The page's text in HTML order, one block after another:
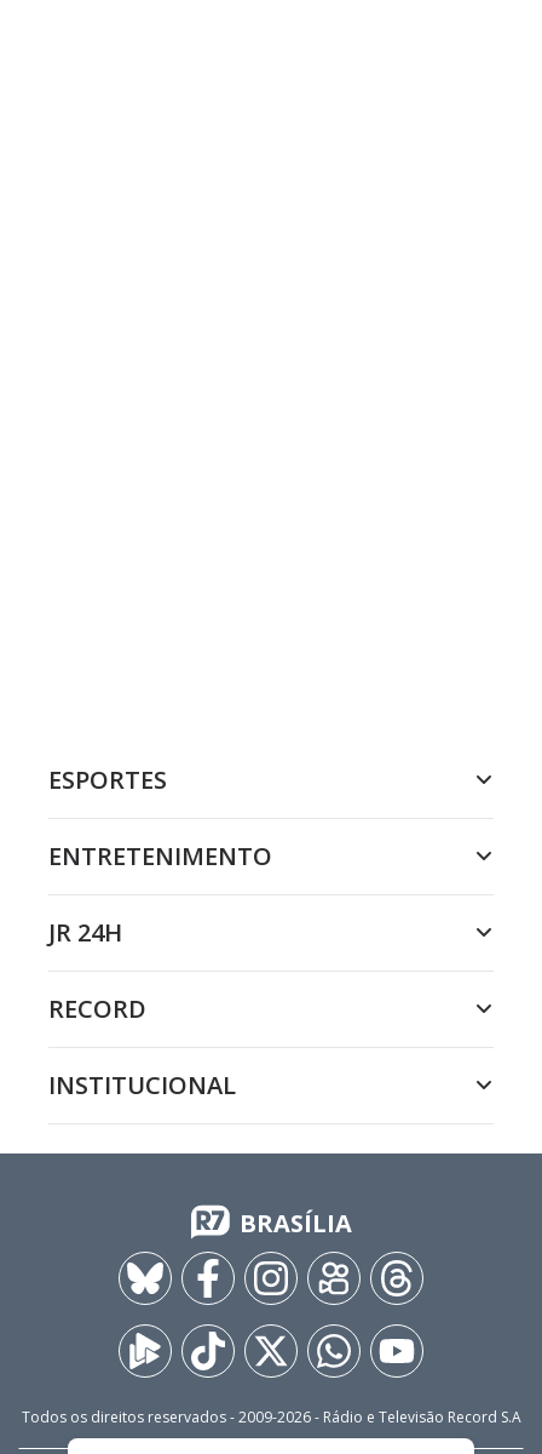
ESPORTES
ENTRETENIMENTO
JR 24H
RECORD
INSTITUCIONAL
BRASÍLIA
Todos os direitos reservados - 2009-2026- Rádio e Televisão Record S.A